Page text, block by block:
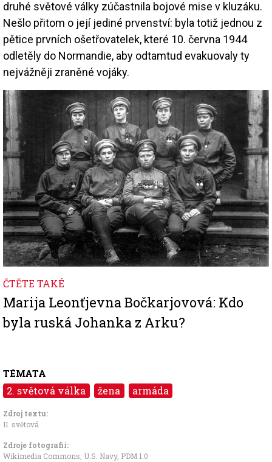
druhé světové války zúčastnila bojové mise v kluzáku.
Nešlo přitom o její jediné prvenství: byla totiž jednou z
pětice prvních ošetřovatelek, které 10. června 1944
odletěly do Normandie, aby odtamtud evakuovaly ty
nejvážněji zraněné vojáky.
Image
ČTĚTE TAKÉ
Marija Leonťjevna Bočkarjovová: Kdo
byla ruská Johanka z Arku?
TÉMATA
2. světová válka žena armáda
Zdroj textu:
II. světová
Zdroje fotografii:
Wikimedia Commons, U.S. Navy, PDM 1.0